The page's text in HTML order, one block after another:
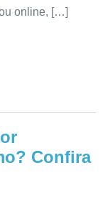
online, […]
Confira